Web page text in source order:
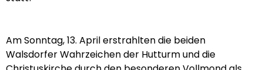
Am Sonntag, 13. April erstrahlten die beiden
Walsdorfer Wahrzeichen der Hutturm und die